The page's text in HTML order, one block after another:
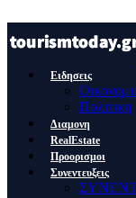
Ειδησεις
Πολιτικη
Διαμονη
RealEstate
Προορισμοι
Συνεντευξεις